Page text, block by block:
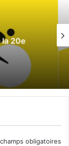
la 19e
obligatoires